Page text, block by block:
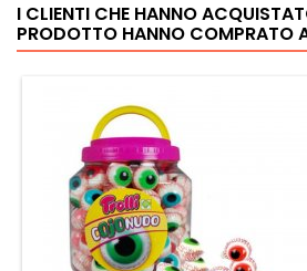
I CLIENTI CHE HANNO
PRODOTTO HANNO COMPRATO